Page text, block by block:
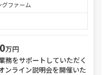
グファーム
万円
務をサポートしていただく
ンライン説明会を開催いた